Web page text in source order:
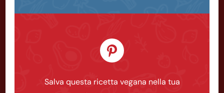
Salva questa ricetta vegana nella tua